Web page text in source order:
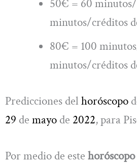
50€ = 60
minutos/créditos
80€ = 100
minutos/créditos
Predicciones del horóscopo
29 de mayo de 2022, para
Por medio de este